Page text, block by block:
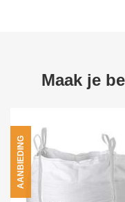
Maak je
AANBIEDING